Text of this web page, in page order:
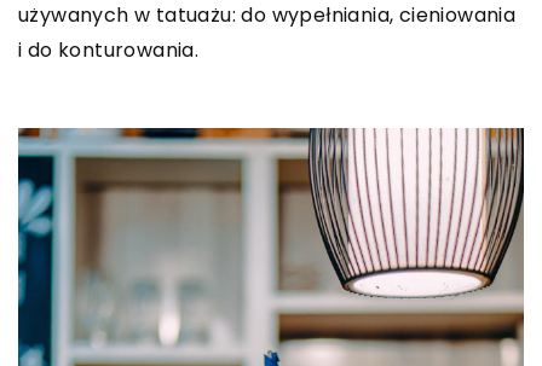
używanych w tatuażu: do wypełniania, cieniowania
i do konturowania.